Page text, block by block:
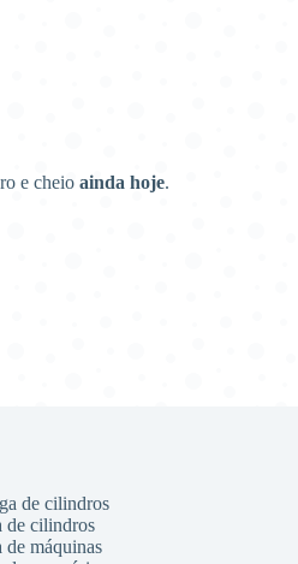
e cheio ainda hoje.
de cilindros
de cilindros
de máquinas